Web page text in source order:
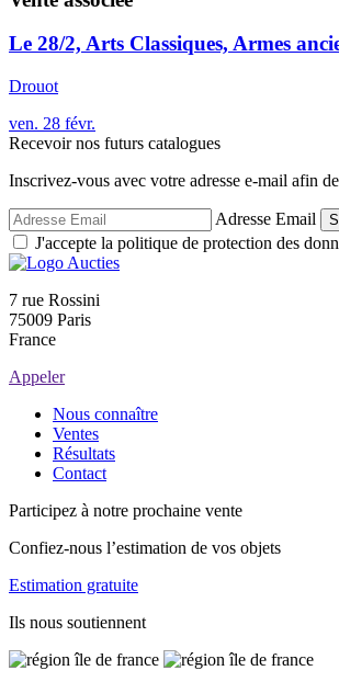
Le 28/2, Arts Classiques, Armes
Drouot
ven. 28 févr.
Recevoir nos futurs catalogues
Inscrivez-vous avec votre adresse e-mail afin
Adresse Email
J'accepte la politique de protection des
7 rue Rossini
75009 Paris
France
Appeler
Nous connaître
Ventes
Résultats
Contact
Participez à notre prochaine vente
Confiez-nous l’estimation de vos objets
Estimation gratuite
Ils nous soutiennent